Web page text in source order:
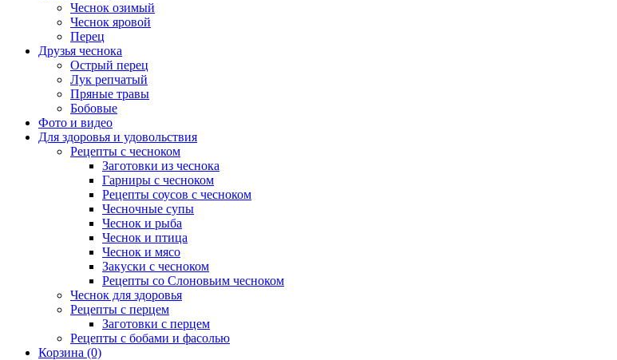
Чеснок озимый
Чеснок яровой
Перец
Друзья чеснока
Острый перец
Лук репчатый
Пряные травы
Бобовые
Фото и видео
Для здоровья и удовольствия
Рецепты с чесноком
Заготовки из чеснока
Гарниры с чесноком
Рецепты соусов с чесноком
Чесночные супы
Чеснок и рыба
Чеснок и птица
Чеснок и мясо
Закуски с чесноком
Рецепты со Слоновьим чесноком
Чеснок для здоровья
Рецепты с перцем
Заготовки с перцем
Рецепты с бобами и фасолью
Корзина (0)